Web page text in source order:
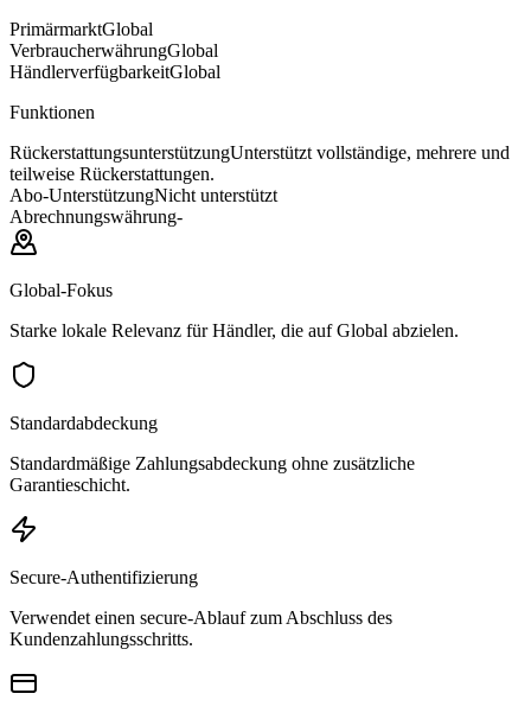
PrimärmarktGlobal
VerbraucherwährungGlobal
HändlerverfügbarkeitGlobal
Funktionen
RückerstattungsunterstützungUnterstützt vollständige, mehrere und
teilweise Rückerstattungen.
Abo-UnterstützungNicht unterstützt
Abrechnungswährung-
Global-Fokus
Starke lokale Relevanz für Händler, die auf Global abzielen.
Standardabdeckung
Standardmäßige Zahlungsabdeckung ohne zusätzliche
Garantieschicht.
Secure-Authentifizierung
Verwendet einen secure-Ablauf zum Abschluss des
Kundenzahlungsschritts.